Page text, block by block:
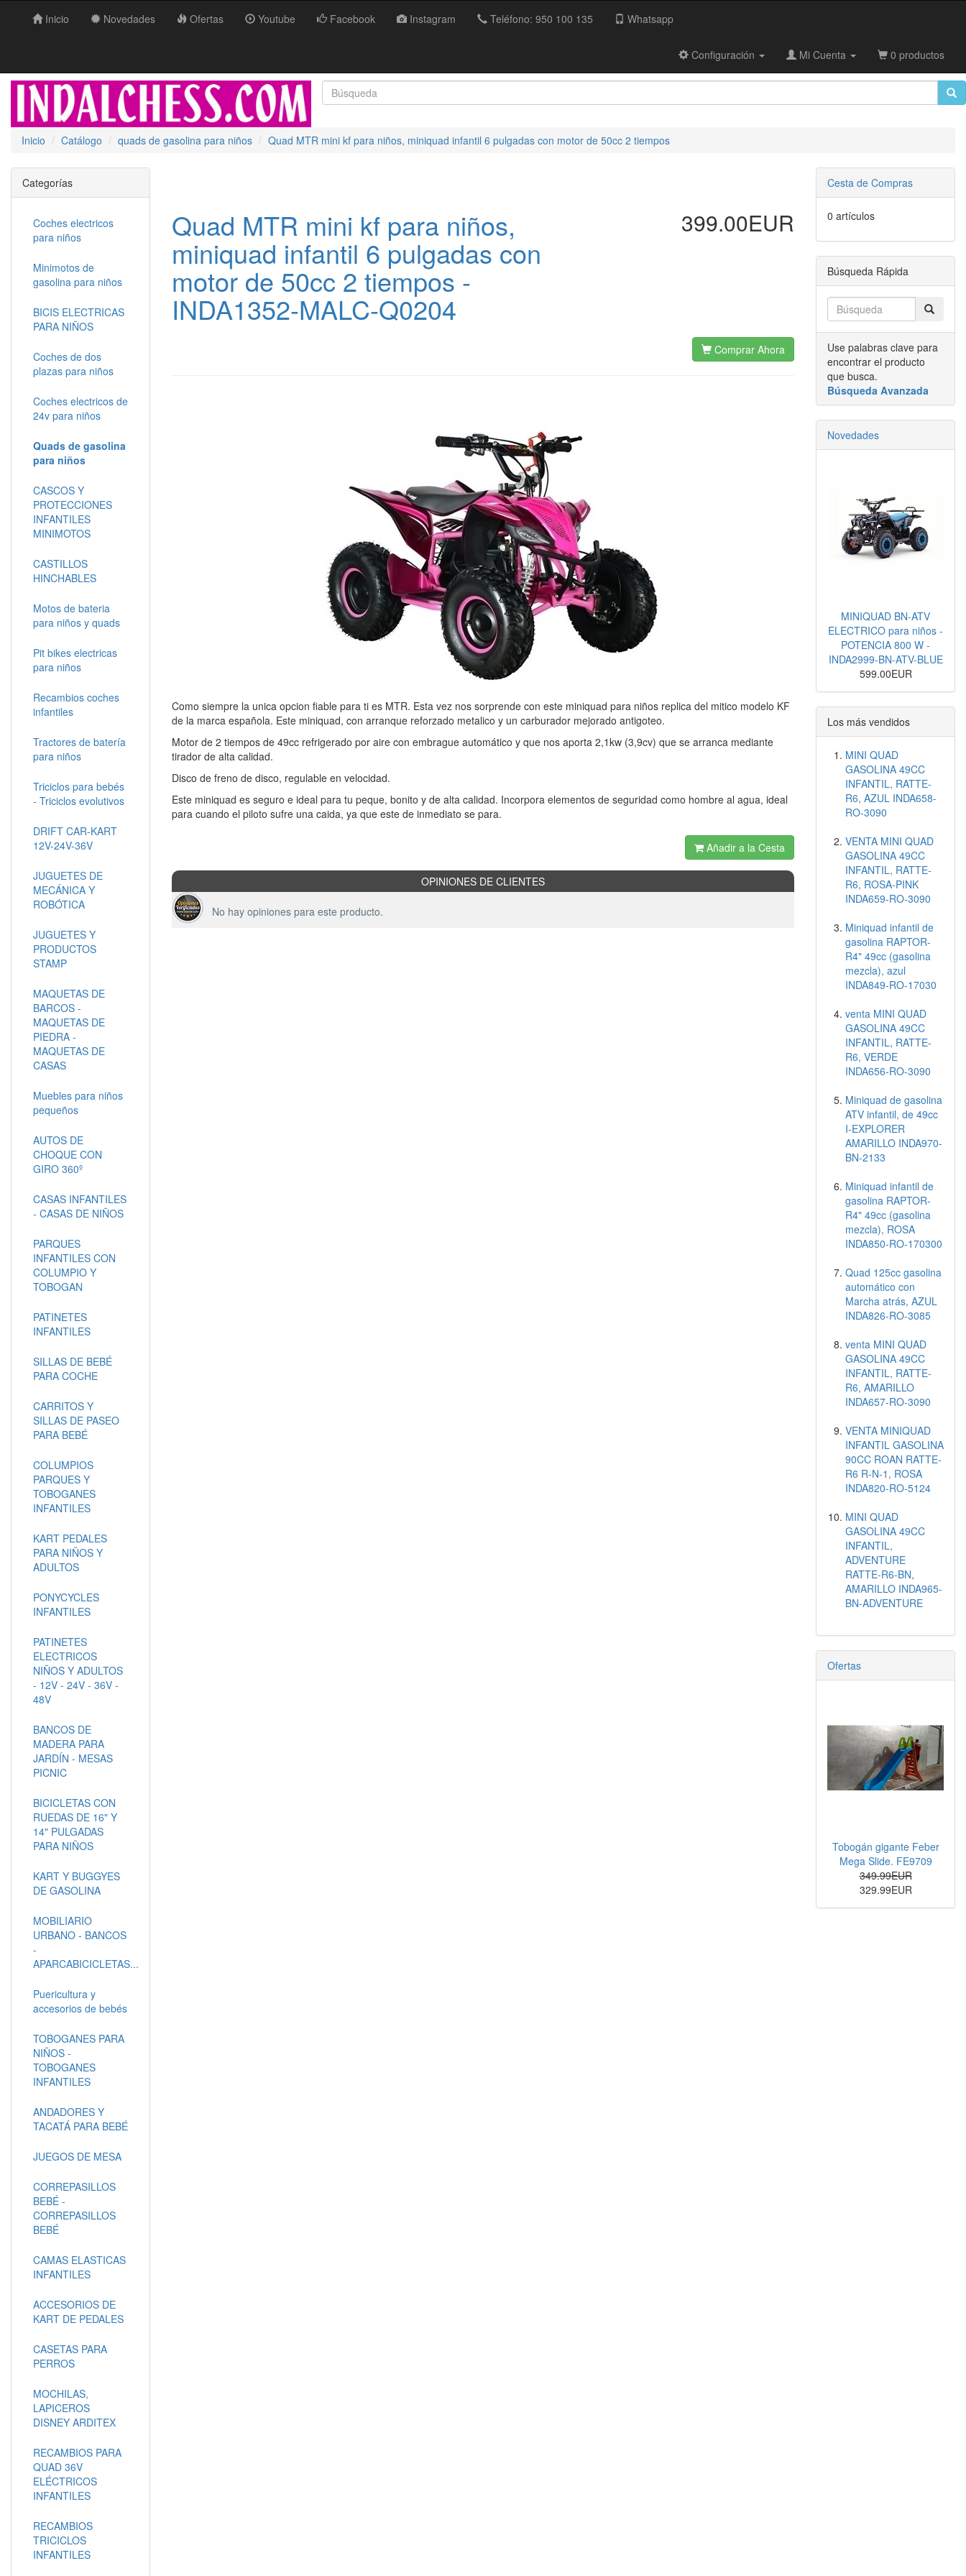
Inicio Novedades Ofertas Youtube Facebook Instagram Teléfono: 950 100 135 Whatsapp
Configuración Mi Cuenta 0 productos
Inicio Catálogo quads de gasolina para niños Quad MTR mini kf para niños, miniquad infantil 6 pulgadas con motor de 50cc 2 tiempos
Quad MTR mini kf para niños,
miniquad infantil 6 pulgadas con
motor de 50cc 2 tiempos -
INDA1352-MALC-Q0204
399.00EUR
Comprar Ahora
Como siempre la unica opcion fiable para ti es MTR. Esta vez nos sorprende con este miniquad para niños replica del mitico modelo KF
de la marca española. Este miniquad, con arranque reforzado metalico y un carburador mejorado antigoteo.
Motor de 2 tiempos de 49cc refrigerado por aire con embrague automático y que nos aporta 2,1kw (3,9cv) que se arranca mediante
tirador de alta calidad.
Disco de freno de disco, regulable en velocidad.
Este miniquad es seguro e ideal para tu peque, bonito y de alta calidad. Incorpora elementos de seguridad como hombre al agua, ideal
para cuando el piloto sufre una caida, ya que este de inmediato se para.
Añadir a la Cesta
OPINIONES DE CLIENTES
No hay opiniones para este producto.
Categorías
Coches electricos
para niños
Minimotos de
gasolina para niños
BICIS ELECTRICAS
PARA NIÑOS
Coches de dos
plazas para niños
Coches electricos de
24v para niños
Quads de gasolina
para niños
CASCOS Y
PROTECCIONES
INFANTILES
MINIMOTOS
CASTILLOS
HINCHABLES
Motos de bateria
para niños y quads
Pit bikes electricas
para niños
Recambios coches
infantiles
Tractores de batería
para niños
Triciclos para bebés
- Triciclos evolutivos
DRIFT CAR-KART
12V-24V-36V
JUGUETES DE
MECÁNICA Y
ROBÓTICA
JUGUETES Y
PRODUCTOS
STAMP
MAQUETAS DE
BARCOS -
MAQUETAS DE
PIEDRA -
MAQUETAS DE
CASAS
Muebles para niños
pequeños
AUTOS DE
CHOQUE CON
GIRO 360º
CASAS INFANTILES
- CASAS DE NIÑOS
PARQUES
INFANTILES CON
COLUMPIO Y
TOBOGAN
PATINETES
INFANTILES
SILLAS DE BEBÉ
PARA COCHE
CARRITOS Y
SILLAS DE PASEO
PARA BEBÉ
COLUMPIOS
PARQUES Y
TOBOGANES
INFANTILES
KART PEDALES
PARA NIÑOS Y
ADULTOS
PONYCYCLES
INFANTILES
PATINETES
ELECTRICOS
NIÑOS Y ADULTOS
- 12V - 24V - 36V -
48V
BANCOS DE
MADERA PARA
JARDÍN - MESAS
PICNIC
BICICLETAS CON
RUEDAS DE 16" Y
14" PULGADAS
PARA NIÑOS
KART Y BUGGYES
DE GASOLINA
MOBILIARIO
URBANO - BANCOS
-
APARCABICICLETAS...
Puericultura y
accesorios de bebés
TOBOGANES PARA
NIÑOS -
TOBOGANES
INFANTILES
ANDADORES Y
TACATÁ PARA BEBÉ
JUEGOS DE MESA
CORREPASILLOS
BEBÉ -
CORREPASILLOS
BEBÉ
CAMAS ELASTICAS
INFANTILES
ACCESORIOS DE
KART DE PEDALES
CASETAS PARA
PERROS
MOCHILAS,
LAPICEROS
DISNEY ARDITEX
RECAMBIOS PARA
QUAD 36V
ELÉCTRICOS
INFANTILES
RECAMBIOS
TRICICLOS
INFANTILES
Cesta de Compras
0 artículos
Búsqueda Rápida
Use palabras clave para
encontrar el producto
que busca.
Búsqueda Avanzada
Novedades
MINIQUAD BN-ATV
ELECTRICO para niños -
POTENCIA 800 W -
INDA2999-BN-ATV-BLUE
599.00EUR
Los más vendidos
MINI QUAD
GASOLINA 49CC
INFANTIL, RATTE-
R6, AZUL INDA658-
RO-3090
VENTA MINI QUAD
GASOLINA 49CC
INFANTIL, RATTE-
R6, ROSA-PINK
INDA659-RO-3090
Miniquad infantil de
gasolina RAPTOR-
R4" 49cc (gasolina
mezcla), azul
INDA849-RO-17030
venta MINI QUAD
GASOLINA 49CC
INFANTIL, RATTE-
R6, VERDE
INDA656-RO-3090
Miniquad de gasolina
ATV infantil, de 49cc
I-EXPLORER
AMARILLO INDA970-
BN-2133
Miniquad infantil de
gasolina RAPTOR-
R4" 49cc (gasolina
mezcla), ROSA
INDA850-RO-170300
Quad 125cc gasolina
automático con
Marcha atrás, AZUL
INDA826-RO-3085
venta MINI QUAD
GASOLINA 49CC
INFANTIL, RATTE-
R6, AMARILLO
INDA657-RO-3090
VENTA MINIQUAD
INFANTIL GASOLINA
90CC ROAN RATTE-
R6 R-N-1, ROSA
INDA820-RO-5124
MINI QUAD
GASOLINA 49CC
INFANTIL,
ADVENTURE
RATTE-R6-BN,
AMARILLO INDA965-
BN-ADVENTURE
Ofertas
Tobogán gigante Feber
Mega Slide. FE9709
349.99EUR
329.99EUR